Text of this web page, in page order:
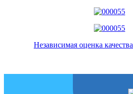
Независимая оценка